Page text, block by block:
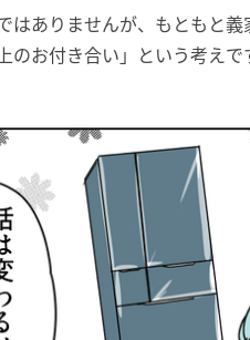
はありませんが、もともと
のお付き合い」という考え